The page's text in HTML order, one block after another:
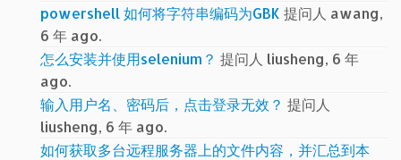
powershell 如何将字符串编码为GBK 提问人 awang,
6 年 ago.
怎么安装并使用selenium？ 提问人 liusheng, 6 年
ago.
输入用户名、密码后，点击登录无效？ 提问人
liusheng, 6 年 ago.
如何获取多台远程服务器上的文件内容，并汇总到本